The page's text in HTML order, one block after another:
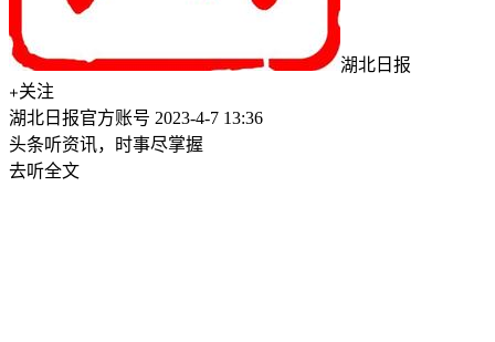
湖北日报
关注
湖北日报官方账号 2023-4-7 13:36
头条听资讯，时事尽掌握
去听全文